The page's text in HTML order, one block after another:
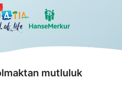
mutluluk